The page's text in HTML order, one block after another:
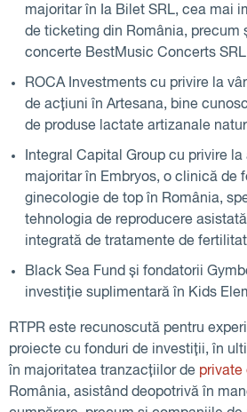
majoritar în Ia Bilet SRL, cea mai
de ticketing din România, precum
concerte BestMusic Concerts SRL
ROCA Investments cu privire la
de acțiuni în Artesana, bine
de produse lactate artizanale
Integral Capital Group cu privire
majoritar în Embryos, o clinică de
ginecologie de top în România,
tehnologia de reproducere
integrată de tratamente de
Black Sea Fund și fondatorii
investiție suplimentară în Kids
RTPR este recunoscută pentru
proiecte cu fonduri de investiții, în
în majoritatea tranzacțiilor de private
România, asistând deopotrivă în